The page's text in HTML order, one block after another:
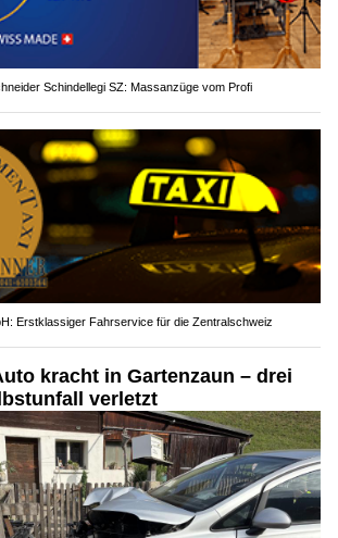
Schindellegi SZ: Massanzüge vom Profi
Erstklassiger Fahrservice für die Zentralschweiz
kracht in Gartenzaun – drei
verletzt